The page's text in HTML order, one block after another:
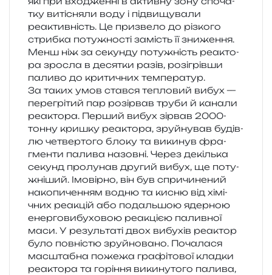
тку виті­сня­ли воду і під­ви­щу­ва­ли
реактив­ність. Це при­зве­ло до різ­ко­го
стриб­ка поту­жно­сті замість її зни­же­н­ня.
Менш ніж за секун­ду поту­жність реакто­
ра зро­сла в деся­тки разів, розі­грів­ши
пали­во до кри­ти­чних температур.
За таких умов став­ся тепло­вий вибух —
пере­грі­тий пар розі­рвав труби й кана­ли
реакто­ра. Перший вибух зірвав 2000-
тонну кри­шку реакто­ра, зруй­ну­вав будів­
лю четвер­то­го блоку та вики­нув фра­
гмен­ти пали­ва назов­ні. Через декіль­ка
секунд про­лу­нав дру­гий вибух, ще поту­
жні­ший. Імовірно, він був спри­чи­не­ний
нако­пи­че­н­ням водню та кисню від хімі­
чних реа­кцій або подаль­шою ядер­ною
енер­го­ви­бу­хо­вою реа­кці­єю палив­ної
маси. У резуль­та­ті двох вибу­хів реактор
було пов­ні­стю зруй­но­ва­но. Почалася
мас­шта­бна поже­жа гра­фі­то­вої клад­ки
реакто­ра та горі­н­ня вики­ну­то­го пали­ва,